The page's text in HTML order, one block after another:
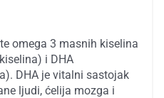
omega 3 masnih kiselina
i DHA
DHA je vitalni sastojak
ljudi, ćelija mozga i